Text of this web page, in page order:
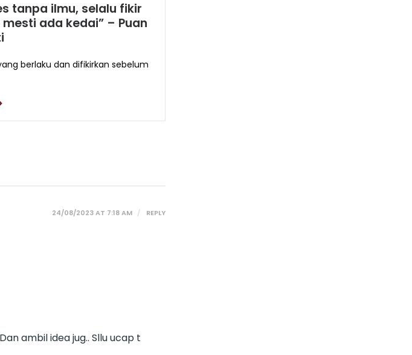
tanpa ilmu, selalu fikir
ada kedai” – Puan
berlaku dan difikirkan sebelum
24/08/2023 AT 7:18 AM REPLY
ambil idea jug.. Sllu ucap t